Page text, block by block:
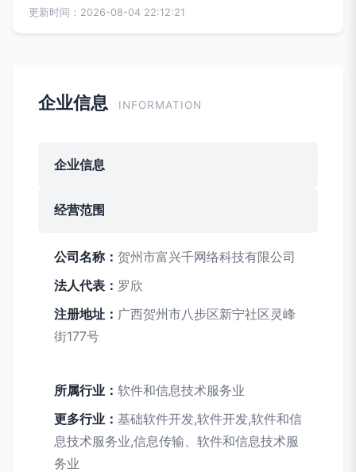
更新时间：2026-08-04 22:12:21
企业信息 INFORMATION
企业信息
经营范围
公司名称： 贺州市富兴千网络科技有限公司
法人代表： 罗欣
注册地址： 广西贺州市八步区新宁社区灵峰
街177号
所属行业： 软件和信息技术服务业
更多行业： 基础软件开发,软件开发,软件和信
息技术服务业,信息传输、软件和信息技术服
务业